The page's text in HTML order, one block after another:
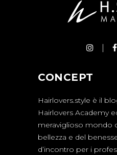
CONCEPT
Hairlovers.style è il
Hairlovers Academy
meraviglioso mondo
bellezza e del
d’incontro per i